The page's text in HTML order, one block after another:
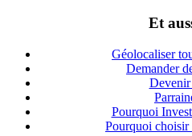
Et
Géolocaliser
Demander
Devenir
Pourquoi
Pourquoi